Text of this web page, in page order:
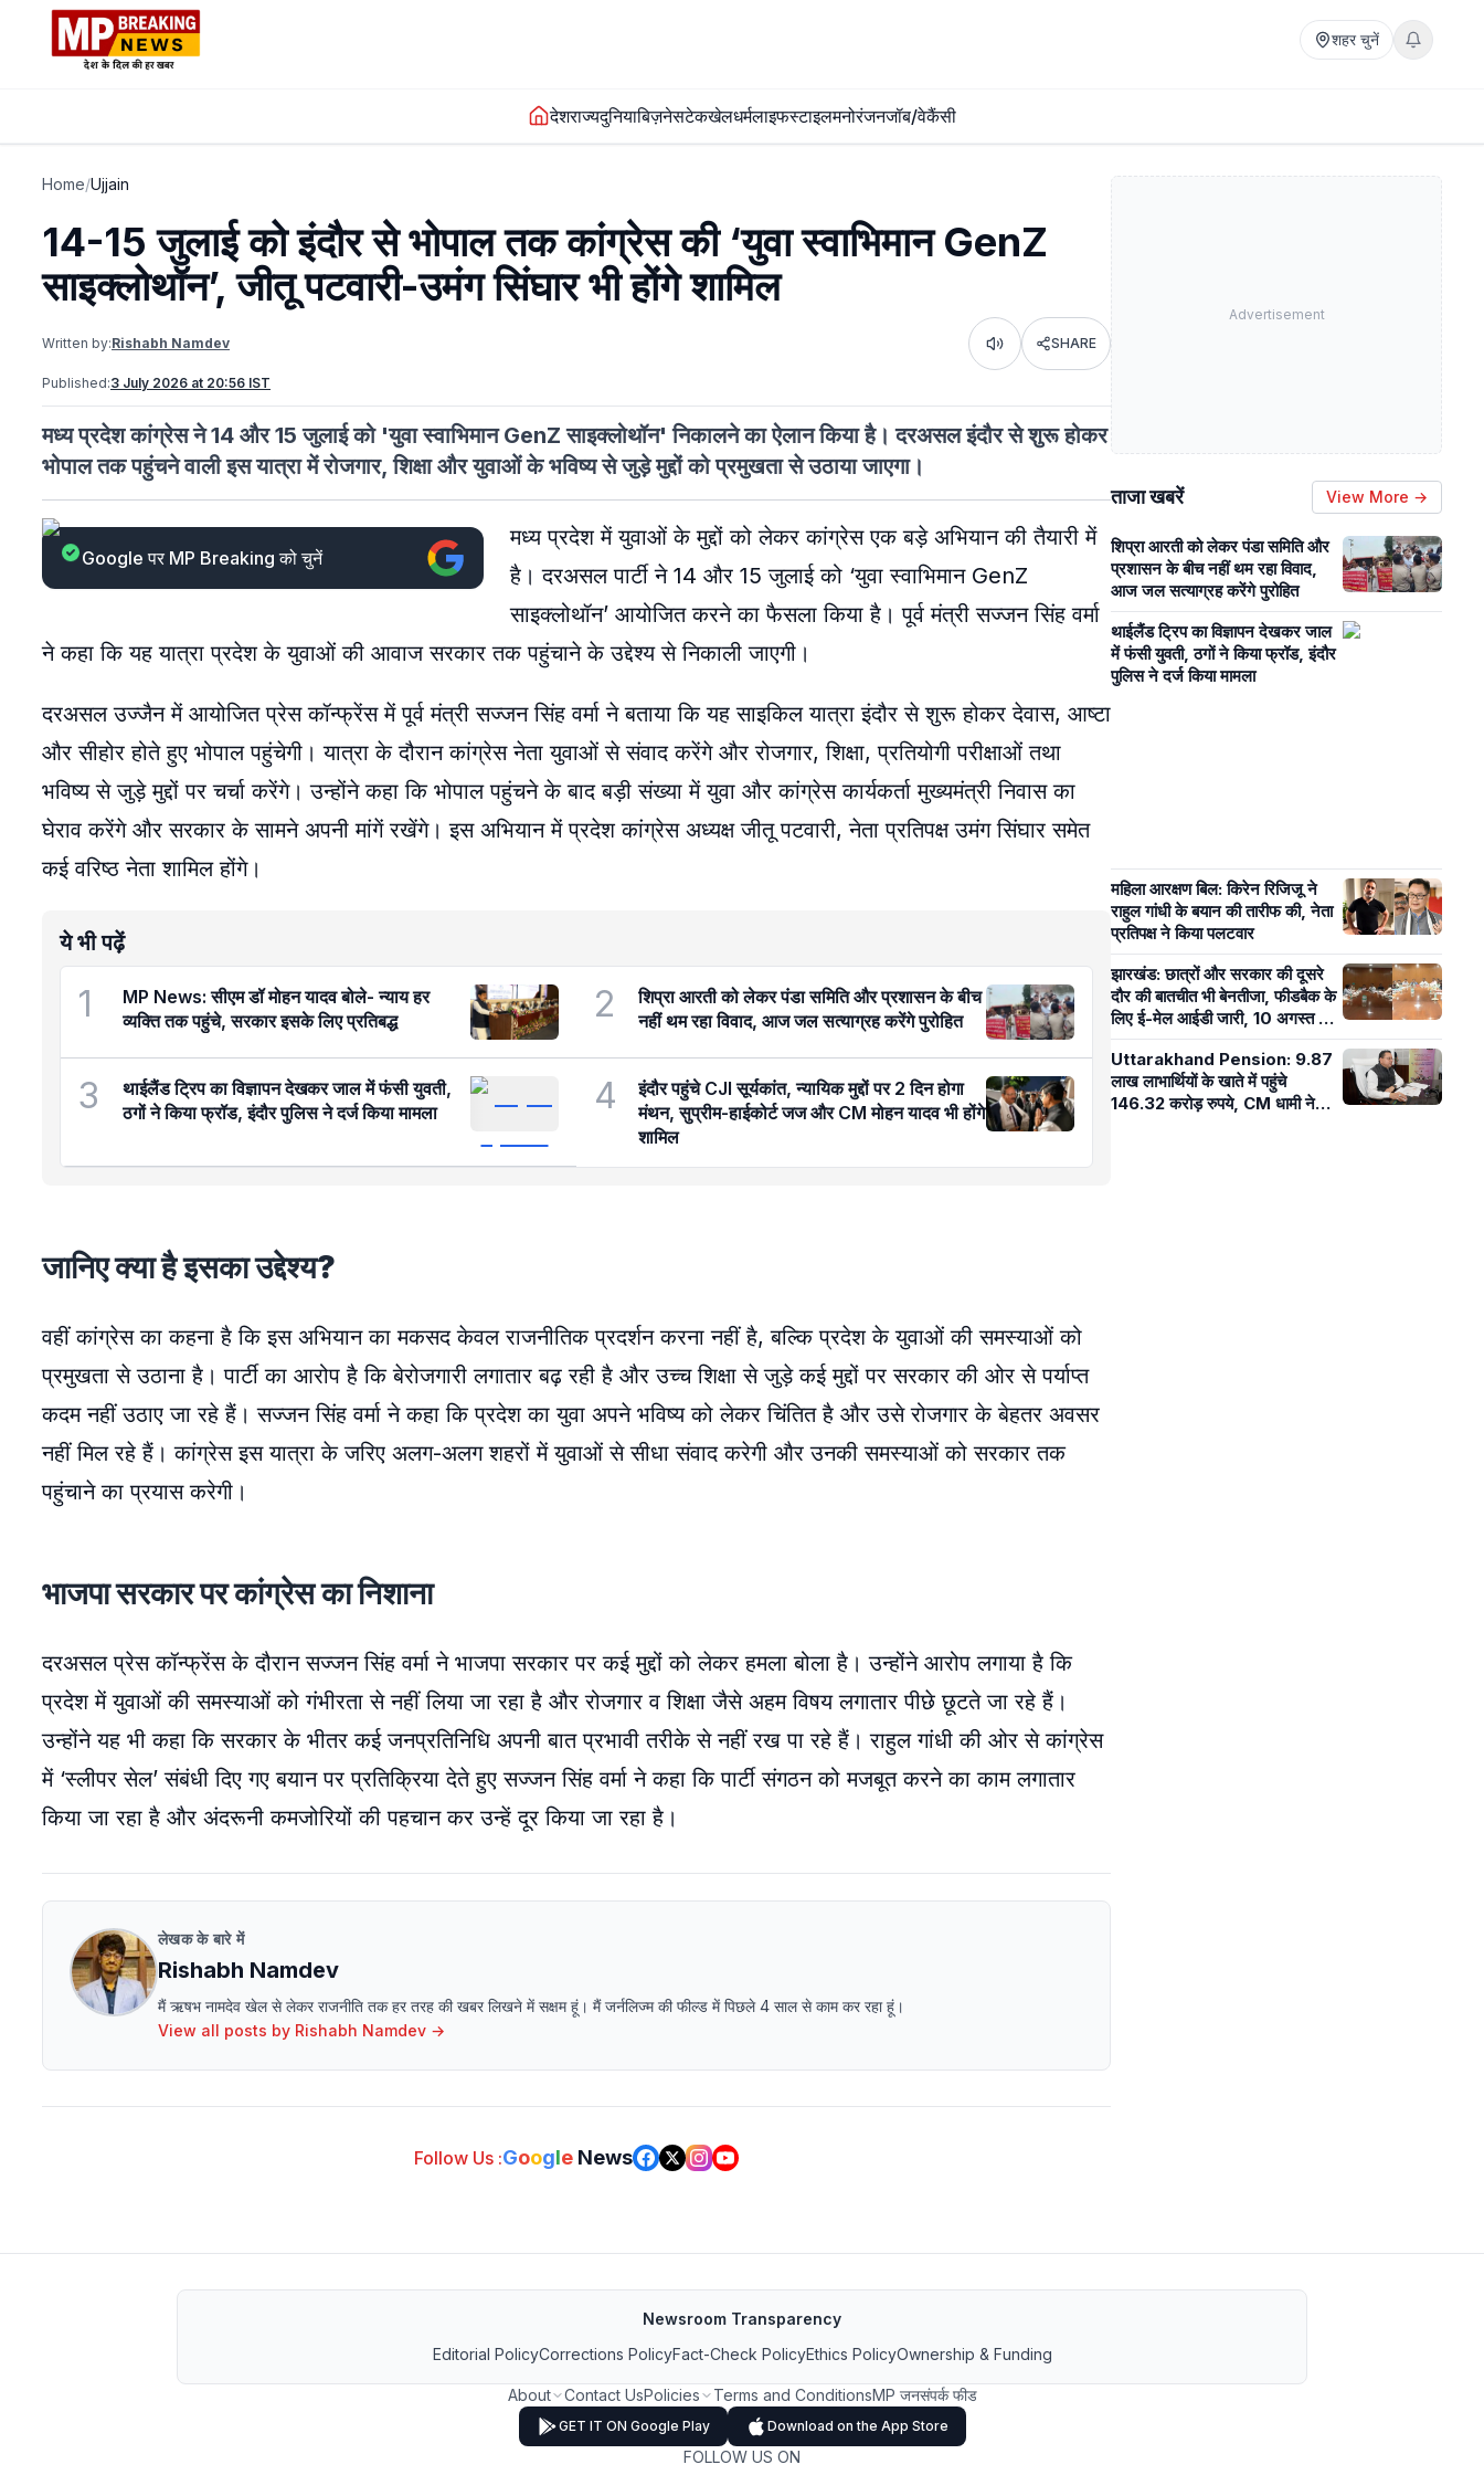
शहर चुनें
देशराज्यदुनियाबिज़नेसटेकखेलधर्मलाइफस्टाइलमनोरंजनजॉब/वेकैंसी
Home/Ujjain
14-15 जुलाई को इंदौर से भोपाल तक कांग्रेस की ‘युवा स्वाभिमान GenZ
साइक्लोथॉन’, जीतू पटवारी-उमंग सिंघार भी होंगे शामिल
Written by:Rishabh Namdev Listen SHARE
Published:3 July 2026 at 20:56 IST
मध्य प्रदेश कांग्रेस ने 14 और 15 जुलाई को 'युवा स्वाभिमान GenZ साइक्लोथॉन' निकालने का ऐलान किया है। दरअसल इंदौर से शुरू होकर
भोपाल तक पहुंचने वाली इस यात्रा में रोजगार, शिक्षा और युवाओं के भविष्य से जुड़े मुद्दों को प्रमुखता से उठाया जाएगा।
Google पर MP Breaking को चुनें
मध्य प्रदेश में युवाओं के मुद्दों को लेकर कांग्रेस एक बड़े अभियान की तैयारी में
है। दरअसल पार्टी ने 14 और 15 जुलाई को ‘युवा स्वाभिमान GenZ
साइक्लोथॉन’ आयोजित करने का फैसला किया है। पूर्व मंत्री सज्जन सिंह वर्मा
ने कहा कि यह यात्रा प्रदेश के युवाओं की आवाज सरकार तक पहुंचाने के उद्देश्य से निकाली जाएगी।
दरअसल उज्जैन में आयोजित प्रेस कॉन्फ्रेंस में पूर्व मंत्री सज्जन सिंह वर्मा ने बताया कि यह साइकिल यात्रा इंदौर से शुरू होकर देवास, आष्टा
और सीहोर होते हुए भोपाल पहुंचेगी। यात्रा के दौरान कांग्रेस नेता युवाओं से संवाद करेंगे और रोजगार, शिक्षा, प्रतियोगी परीक्षाओं तथा
भविष्य से जुड़े मुद्दों पर चर्चा करेंगे। उन्होंने कहा कि भोपाल पहुंचने के बाद बड़ी संख्या में युवा और कांग्रेस कार्यकर्ता मुख्यमंत्री निवास का
घेराव करेंगे और सरकार के सामने अपनी मांगें रखेंगे। इस अभियान में प्रदेश कांग्रेस अध्यक्ष जीतू पटवारी, नेता प्रतिपक्ष उमंग सिंघार समेत
कई वरिष्ठ नेता शामिल होंगे।
ये भी पढ़ें
1
MP News: सीएम डॉ मोहन यादव बोले- न्याय हर
व्यक्ति तक पहुंचे, सरकार इसके लिए प्रतिबद्ध
2
शिप्रा आरती को लेकर पंडा समिति और प्रशासन के बीच
नहीं थम रहा विवाद, आज जल सत्याग्रह करेंगे पुरोहित
3
थाईलैंड ट्रिप का विज्ञापन देखकर जाल में फंसी युवती,
ठगों ने किया फ्रॉड, इंदौर पुलिस ने दर्ज किया मामला
4
इंदौर पहुंचे CJI सूर्यकांत, न्यायिक मुद्दों पर 2 दिन होगा
मंथन, सुप्रीम-हाईकोर्ट जज और CM मोहन यादव भी होंगे
शामिल
जानिए क्या है इसका उद्देश्य?
वहीं कांग्रेस का कहना है कि इस अभियान का मकसद केवल राजनीतिक प्रदर्शन करना नहीं है, बल्कि प्रदेश के युवाओं की समस्याओं को
प्रमुखता से उठाना है। पार्टी का आरोप है कि बेरोजगारी लगातार बढ़ रही है और उच्च शिक्षा से जुड़े कई मुद्दों पर सरकार की ओर से पर्याप्त
कदम नहीं उठाए जा रहे हैं। सज्जन सिंह वर्मा ने कहा कि प्रदेश का युवा अपने भविष्य को लेकर चिंतित है और उसे रोजगार के बेहतर अवसर
नहीं मिल रहे हैं। कांग्रेस इस यात्रा के जरिए अलग-अलग शहरों में युवाओं से सीधा संवाद करेगी और उनकी समस्याओं को सरकार तक
पहुंचाने का प्रयास करेगी।
भाजपा सरकार पर कांग्रेस का निशाना
दरअसल प्रेस कॉन्फ्रेंस के दौरान सज्जन सिंह वर्मा ने भाजपा सरकार पर कई मुद्दों को लेकर हमला बोला है। उन्होंने आरोप लगाया है कि
प्रदेश में युवाओं की समस्याओं को गंभीरता से नहीं लिया जा रहा है और रोजगार व शिक्षा जैसे अहम विषय लगातार पीछे छूटते जा रहे हैं।
उन्होंने यह भी कहा कि सरकार के भीतर कई जनप्रतिनिधि अपनी बात प्रभावी तरीके से नहीं रख पा रहे हैं। राहुल गांधी की ओर से कांग्रेस
में ‘स्लीपर सेल’ संबंधी दिए गए बयान पर प्रतिक्रिया देते हुए सज्जन सिंह वर्मा ने कहा कि पार्टी संगठन को मजबूत करने का काम लगातार
किया जा रहा है और अंदरूनी कमजोरियों की पहचान कर उन्हें दूर किया जा रहा है।
लेखक के बारे में
Rishabh Namdev
मैं ऋषभ नामदेव खेल से लेकर राजनीति तक हर तरह की खबर लिखने में सक्षम हूं। मैं जर्नलिज्म की फील्ड में पिछले 4 साल से काम कर रहा हूं।
View all posts by Rishabh Namdev →
Follow Us :Google News
Advertisement
ताजा खबरें View More →
शिप्रा आरती को लेकर पंडा समिति और
प्रशासन के बीच नहीं थम रहा विवाद,
आज जल सत्याग्रह करेंगे पुरोहित
थाईलैंड ट्रिप का विज्ञापन देखकर जाल
में फंसी युवती, ठगों ने किया फ्रॉड, इंदौर
पुलिस ने दर्ज किया मामला
महिला आरक्षण बिल: किरेन रिजिजू ने
राहुल गांधी के बयान की तारीफ की, नेता
प्रतिपक्ष ने किया पलटवार
झारखंड: छात्रों और सरकार की दूसरे
दौर की बातचीत भी बेनतीजा, फीडबैक के
लिए ई-मेल आईडी जारी, 10 अगस्त को
विधानसभा घेराव
Uttarakhand Pension: 9.87
लाख लाभार्थियों के खाते में पहुंचे
146.32 करोड़ रुपये, CM धामी ने
Newsroom Transparency
Editorial PolicyCorrections PolicyFact-Check PolicyEthics PolicyOwnership & Funding
About Contact UsPolicies Terms and ConditionsMP जनसंपर्क फीड
GET IT ON Google Play Download on the App Store
FOLLOW US ON